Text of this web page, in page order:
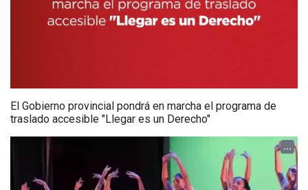
El Gobierno provincial pondrá en marcha el programa de
traslado accesible "Llegar es un Derecho"
...